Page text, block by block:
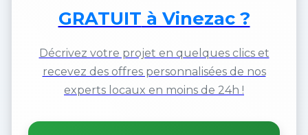
GRATUIT à Vinezac ?
Décrivez votre projet en quelques clics et
recevez des offres personnalisées de nos
experts locaux en moins de 24h !